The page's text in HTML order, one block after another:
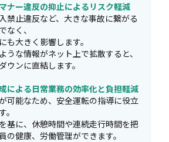
ナー違反の抑止によるリスク軽減
禁止違反など、大きな事故に繋がる
なく、
も大きく影響します。
うな情報がネット上で拡散すると、
ウンに直結します。
による日常業務の効率化と負担軽減
可能なため、安全運転の指導に役立
基に、休憩時間や連続走行時間を把
の健康、労働管理ができます。